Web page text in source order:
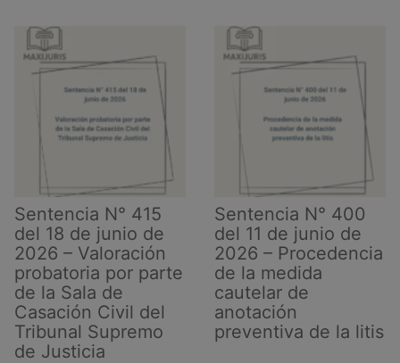
procesales
Sentencia N° 415
del 18 de junio de
2026 – Valoración
probatoria por parte
de la Sala de
Casación Civil del
Tribunal Supremo
de Justicia
Sentencia N° 400
del 11 de junio de
2026 – Procedencia
de la medida
cautelar de
anotación
preventiva de la litis